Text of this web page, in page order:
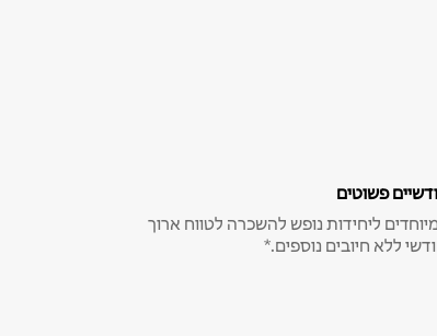
פשוטים
ליחידות נופש להשכרה לטווח ארוך
ללא חיובים נוספים.*